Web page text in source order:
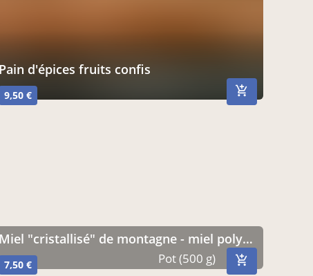
Pain d'épices fruits confis
9,50 €
miel "cristallisé" de montagne - miel polyfloral - 500g
7,50 € Pot (500 g)